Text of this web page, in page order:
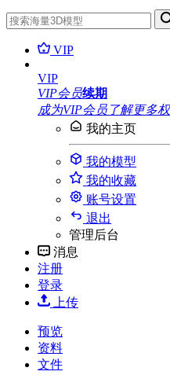
VIP
VIP
VIP会员续期
成为VIP会员 了解更多
我的主页
我的模型
我的收藏
账号设置
退出
管理后台
消息
注册
登录
上传
预览
资料
文件